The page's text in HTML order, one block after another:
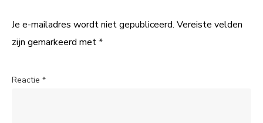
Je e-mailadres wordt niet gepubliceerd. Vereiste velden
zijn gemarkeerd met*
Reactie *